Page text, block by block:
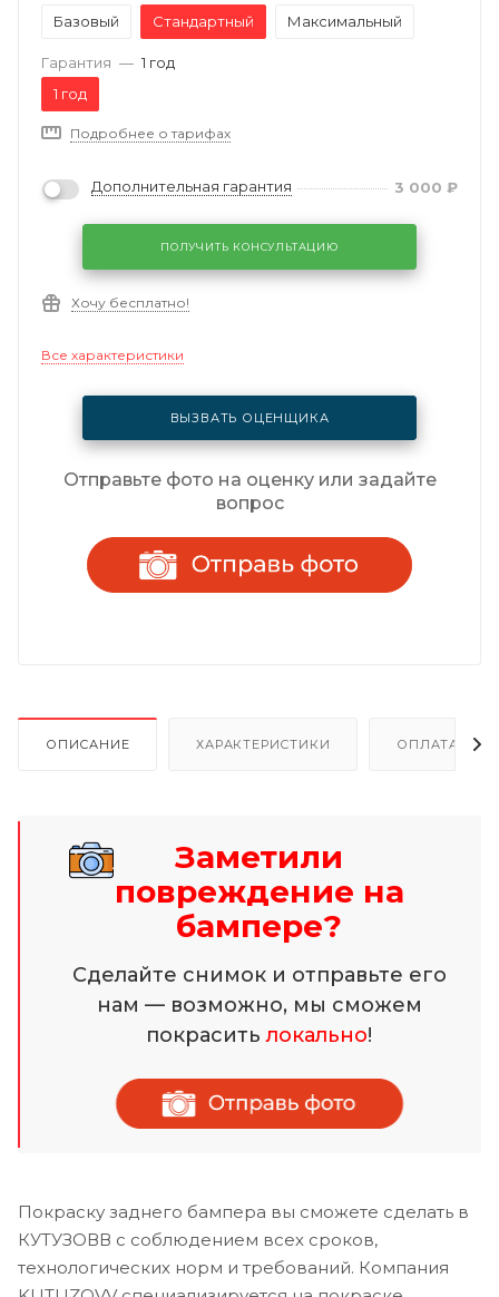
Базовый
Стандартный Максимальный
Гарантия — 1 год
1 год
Подробнее о тарифах
Дополнительная гарантия 3 000 ₽
ПОЛУЧИТЬ КОНСУЛЬТАЦИЮ
Хочу бесплатно!
Все характеристики
ВЫЗВАТЬ ОЦЕНЩИКА
Отправьте фото на оценку или задайте
вопрос
ОПИСАНИЕ ХАРАКТЕРИСТИКИ ОПЛАТА И
Заметили
повреждение на
бампере?
Сделайте снимок и отправьте его
нам — возможно, мы сможем
покраситьлокально!
Покраску заднего бампера вы сможете сделать в
КУТУЗОВВ с соблюдением всех сроков,
технологических норм и требований. Компания